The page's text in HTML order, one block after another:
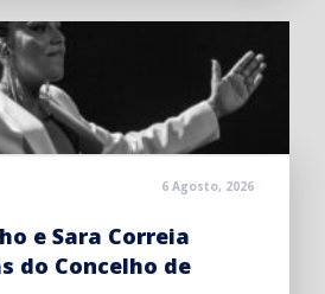
6 Agosto, 2026
e Sara Correia
do Concelho de